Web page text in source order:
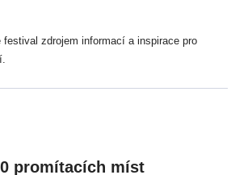
festival zdrojem informací a inspirace pro
promítacích míst